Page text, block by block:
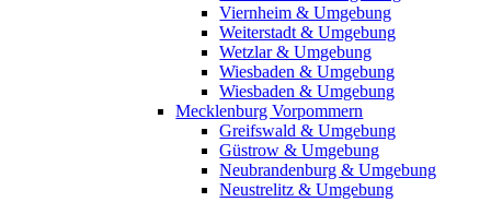
Viernheim & Umgebung
Weiterstadt & Umgebung
Wetzlar & Umgebung
Wiesbaden & Umgebung
Wiesbaden & Umgebung
Mecklenburg Vorpommern
Greifswald & Umgebung
Güstrow & Umgebung
Neubrandenburg & Umgebung
Neustrelitz & Umgebung